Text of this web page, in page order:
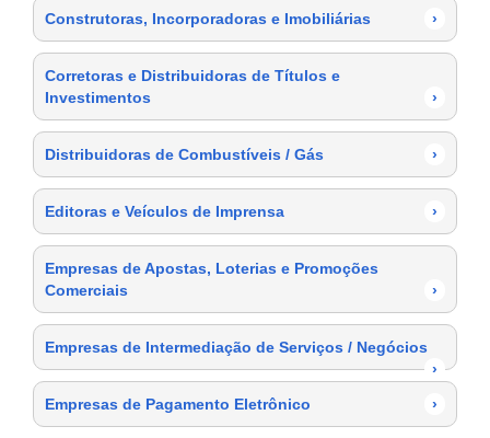
Construtoras, Incorporadoras e Imobiliárias ›
Corretoras e Distribuidoras de Títulos e
Investimentos
›
Distribuidoras de Combustíveis / Gás ›
Editoras e Veículos de Imprensa ›
Empresas de Apostas, Loterias e Promoções
Comerciais
›
Empresas de Intermediação de Serviços / Negócios
›
Empresas de Pagamento Eletrônico
›